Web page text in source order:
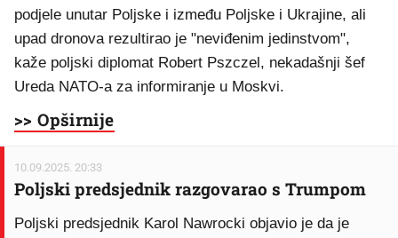
podjele unutar Poljske i između Poljske i Ukrajine, ali
upad dronova rezultirao je "neviđenim jedinstvom",
kaže poljski diplomat Robert Pszczel, nekadašnji šef
Ureda NATO-a za informiranje u Moskvi.
>> Opširnije
10.09.2025. 20:33
Poljski predsjednik razgovarao s Trumpom
Poljski predsjednik Karol Nawrocki objavio je da je